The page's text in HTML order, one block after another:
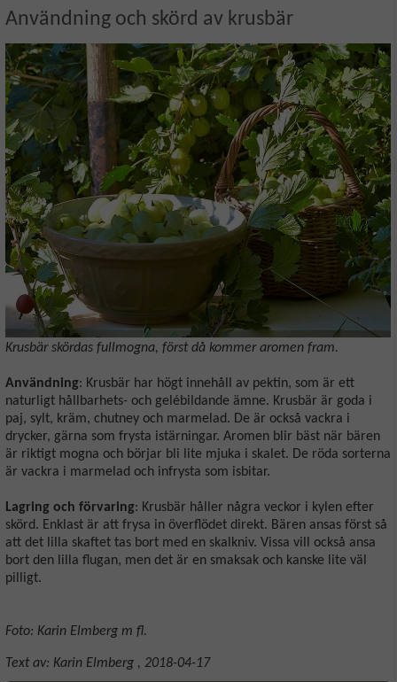
Användning och skörd av krusbär
Krusbär skördas fullmogna, först då kommer aromen fram.
Användning: Krusbär har högt innehåll av pektin, som är ett
naturligt hållbarhets- och gelébildande ämne. Krusbär är goda i
paj, sylt, kräm, chutney och marmelad. De är också vackra i
drycker, gärna som frysta istärningar. Aromen blir bäst när bären
är riktigt mogna och börjar bli lite mjuka i skalet. De röda sorterna
är vackra i marmelad och infrysta som isbitar.
Lagring och förvaring: Krusbär håller några veckor i kylen efter
skörd. Enklast är att frysa in överflödet direkt. Bären ansas först så
att det lilla skaftet tas bort med en skalkniv. Vissa vill också ansa
bort den lilla flugan, men det är en smaksak och kanske lite väl
pilligt.
Foto: Karin Elmberg m fl.
Text av: Karin Elmberg , 2018-04-17